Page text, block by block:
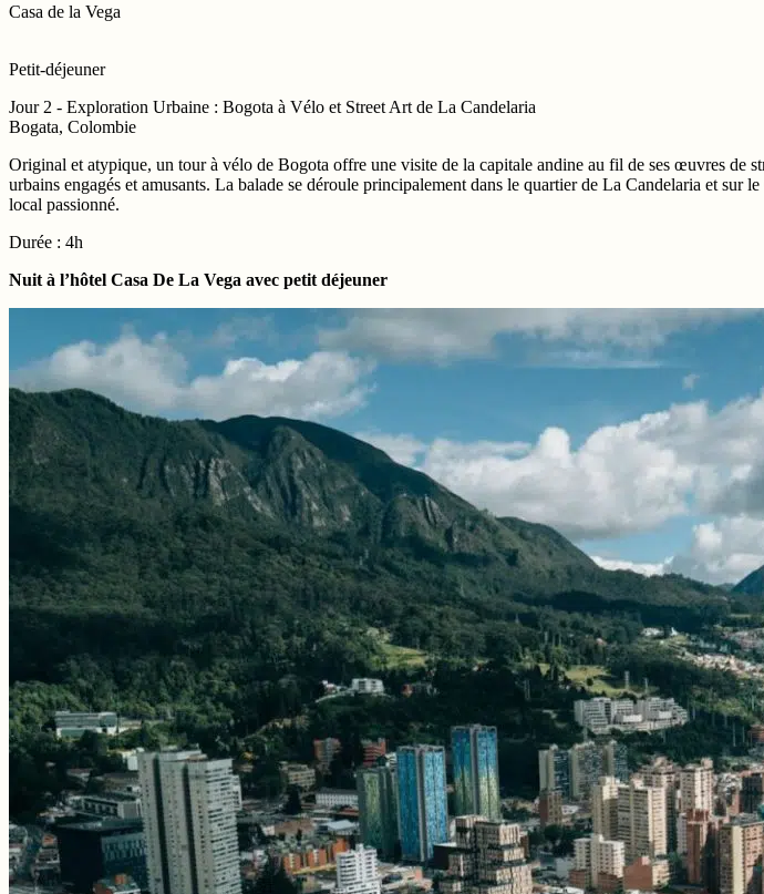
Casa de la Vega
Petit-déjeuner
Jour 2 - Exploration Urbaine : Bogota à Vélo et Street Art de La Candelaria
Bogata, Colombie
Original et atypique, un tour à vélo de Bogota offre une visite de la capitale andine au fil de ses œuvres de
urbains engagés et amusants. La balade se déroule principalement dans le quartier de La Candelaria et
local passionné.
Durée : 4h
Nuit à l’hôtel Casa De La Vega avec petit déjeuner